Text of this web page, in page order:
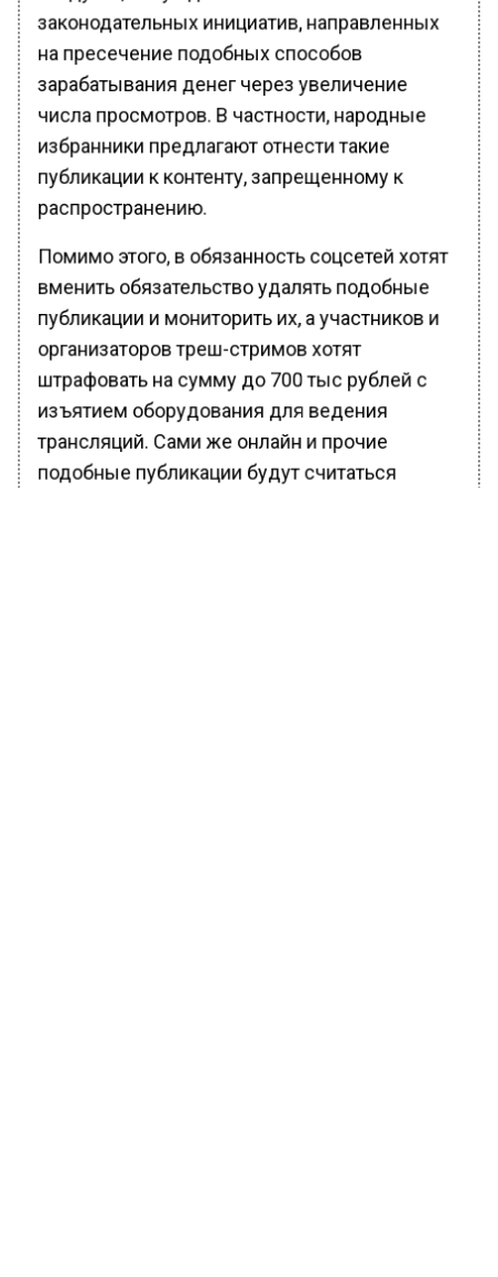
законодательных инициатив, направленных
на пресечение подобных способов
зарабатывания денег через увеличение
числа просмотров. В частности, народные
избранники предлагают отнести такие
публикации к контенту, запрещенному к
распространению.
Помимо этого, в обязанность соцсетей хотят
вменить обязательство удалять подобные
публикации и мониторить их, а участников и
организаторов треш-стримов хотят
штрафовать на сумму до 700 тыс рублей с
изъятием оборудования для ведения
трансляций. Сами же онлайн и прочие
подобные публикации будут считаться